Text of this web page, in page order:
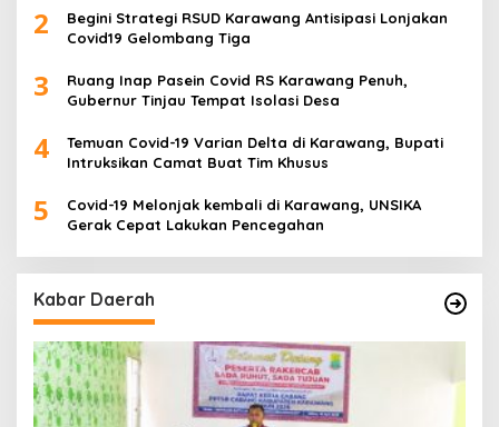
2
Begini Strategi RSUD Karawang Antisipasi Lonjakan
Covid19 Gelombang Tiga
3
Ruang Inap Pasein Covid RS Karawang Penuh,
Gubernur Tinjau Tempat Isolasi Desa
4
Temuan Covid-19 Varian Delta di Karawang, Bupati
Intruksikan Camat Buat Tim Khusus
5
Covid-19 Melonjak kembali di Karawang, UNSIKA
Gerak Cepat Lakukan Pencegahan
Kabar Daerah